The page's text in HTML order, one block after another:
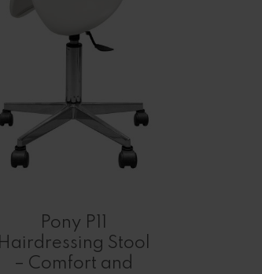
Pony P11
Hairdressing Stool
– Comfort and